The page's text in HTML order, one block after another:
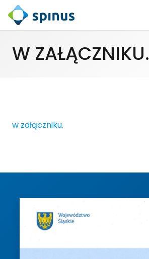
W ZAŁĄCZNIKU.
w załączniku.